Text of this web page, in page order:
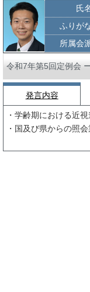
氏
ふりが
所属会
令和7年第5回定例会
発言内容
・学齢期における近
・国及び県からの照